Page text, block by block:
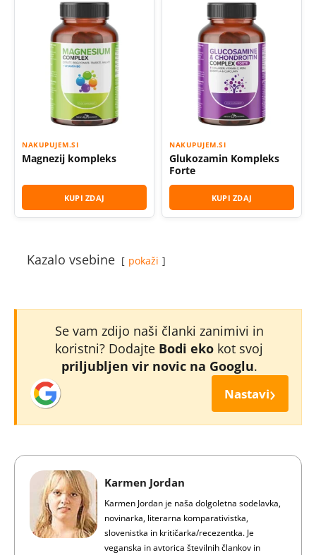
NAKUPUJEM.SI
Magnezij kompleks
KUPI ZDAJ
NAKUPUJEM.SI
Glukozamin Kompleks
Forte
KUPI ZDAJ
Kazalo vsebine pokaži
Se vam zdijo naši članki zanimivi in
koristni? Dodajte Bodi eko kot svoj
priljubljen vir novic na Googlu.
Nastavi›
Karmen Jordan
Karmen Jordan je naša dolgoletna sodelavka,
novinarka, literarna komparativistka,
slovenistka in kritičarka/recezentka. Je
veganska in avtorica številnih člankov in